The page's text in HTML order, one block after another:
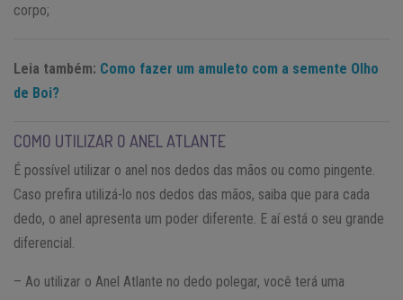
corpo;
Leia também: Como fazer um amuleto com a semente Olho
de Boi?
COMO UTILIZAR O ANEL ATLANTE
É possível utilizar o anel nos dedos das mãos ou como pingente.
Caso prefira utilizá-lo nos dedos das mãos, saiba que para cada
dedo, o anel apresenta um poder diferente. E aí está o seu grande
diferencial.
– Ao utilizar o Anel Atlante no dedo polegar, você terá uma